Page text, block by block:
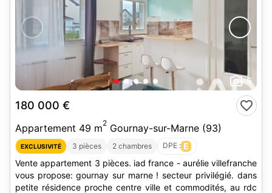
5
180 000 €
Appartement 49 m2 Gournay-sur-Marne (93)
EXCLUSIVITÉ 3 pièces 2 chambres DPE : E
Vente appartement 3 pièces. iad france - aurélie villefranche
vous propose: gournay sur marne ! secteur privilégié. dans
petite résidence proche centre ville et commodités, au rdc